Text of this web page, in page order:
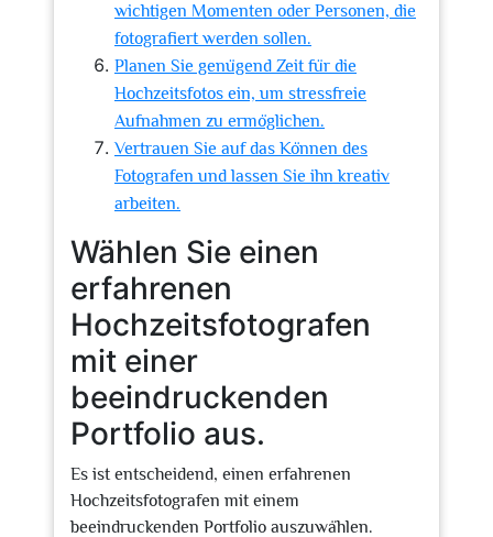
wichtigen Momenten oder Personen, die
fotografiert werden sollen.
Planen Sie genügend Zeit für die
Hochzeitsfotos ein, um stressfreie
Aufnahmen zu ermöglichen.
Vertrauen Sie auf das Können des
Fotografen und lassen Sie ihn kreativ
arbeiten.
Wählen Sie einen
erfahrenen
Hochzeitsfotografen
mit einer
beeindruckenden
Portfolio aus.
Es ist entscheidend, einen erfahrenen
Hochzeitsfotografen mit einem
beeindruckenden Portfolio auszuwählen.